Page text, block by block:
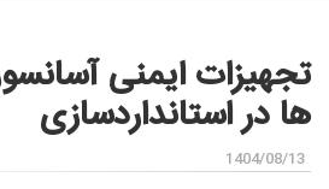
تجهیزات ایمنی
‌ها در استانداردسازی
1404/08/13